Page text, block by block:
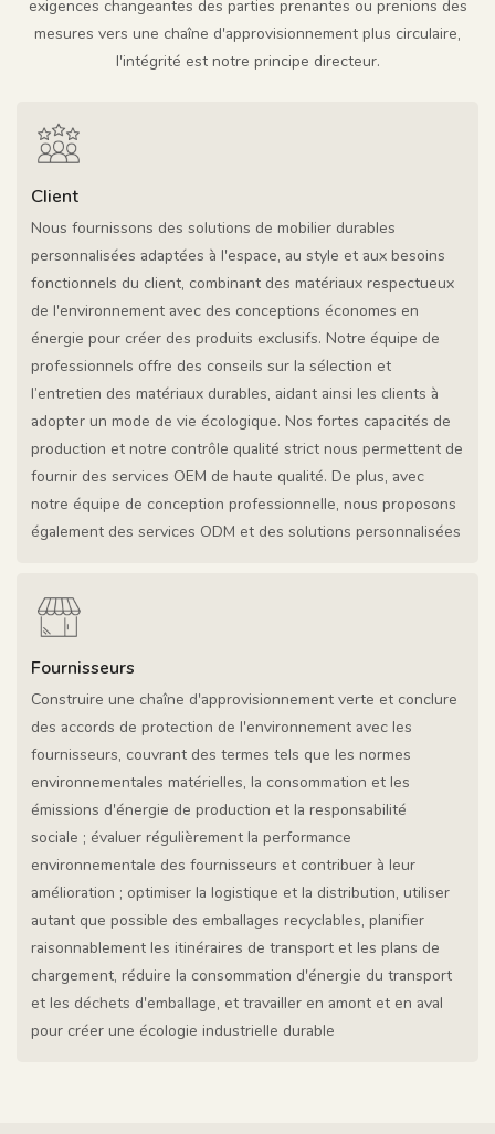
exigences changeantes des parties prenantes ou prenions des
mesures vers une chaîne d'approvisionnement plus circulaire,
l'intégrité est notre principe directeur.
Client
Nous fournissons des solutions de mobilier durables
personnalisées adaptées à l'espace, au style et aux besoins
fonctionnels du client, combinant des matériaux respectueux
de l'environnement avec des conceptions économes en
énergie pour créer des produits exclusifs. Notre équipe de
professionnels offre des conseils sur la sélection et
l’entretien des matériaux durables, aidant ainsi les clients à
adopter un mode de vie écologique. Nos fortes capacités de
production et notre contrôle qualité strict nous permettent de
fournir des services OEM de haute qualité. De plus, avec
notre équipe de conception professionnelle, nous proposons
également des services ODM et des solutions personnalisées
Fournisseurs
Construire une chaîne d'approvisionnement verte et conclure
des accords de protection de l'environnement avec les
fournisseurs, couvrant des termes tels que les normes
environnementales matérielles, la consommation et les
émissions d'énergie de production et la responsabilité
sociale ; évaluer régulièrement la performance
environnementale des fournisseurs et contribuer à leur
amélioration ; optimiser la logistique et la distribution, utiliser
autant que possible des emballages recyclables, planifier
raisonnablement les itinéraires de transport et les plans de
chargement, réduire la consommation d'énergie du transport
et les déchets d'emballage, et travailler en amont et en aval
pour créer une écologie industrielle durable